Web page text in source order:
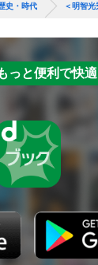
史・時代 ＜明智
っと便利で快適